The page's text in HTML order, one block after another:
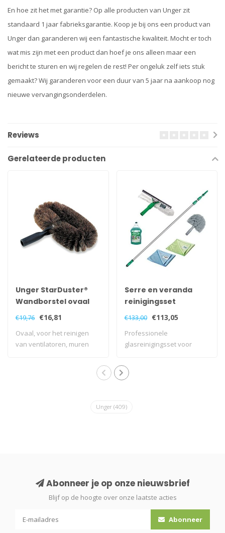
En hoe zit het met garantie? Op alle producten van Unger zit
standaard 1 jaar fabrieksgarantie. Koop je bij ons een product van
Unger dan garanderen wij een fantastische kwaliteit. Mocht er toch
wat mis zijn met een product dan hoef je ons alleen maar een
bericht te sturen en wij regelen de rest! Per ongeluk zelf iets stuk
gemaakt? Wij garanderen voor een duur van 5 jaar na aankoop nog
nieuwe vervangingsonderdelen.
Reviews
Gerelateerde producten
Unger StarDuster®
Wandborstel ovaal
€19,76 €16,81
Ovaal, voor het reinigen
van ventilatoren, muren
Serre en veranda
reinigingsset
€133,00 €113,05
Professionele
glasreinigingsset voor
Unger (409)
Abonneer je op onze nieuwsbrief
Blijf op de hoogte over onze laatste acties
Abonneer